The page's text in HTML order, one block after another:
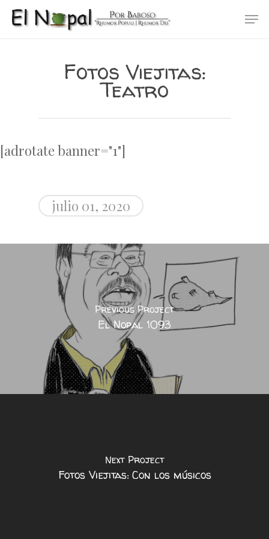
Skip
Fotos Viejitas:
Teatro
[adrotate banner="1"]
julio 01, 2020
Previous Project
El Nopal 1093
Next Project
Fotos Viejitas: Con los músicos